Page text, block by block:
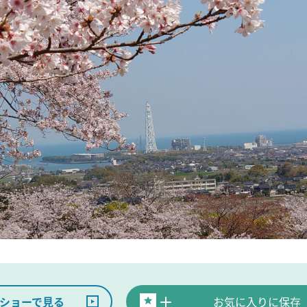
ョーで見る お気に入りに保存